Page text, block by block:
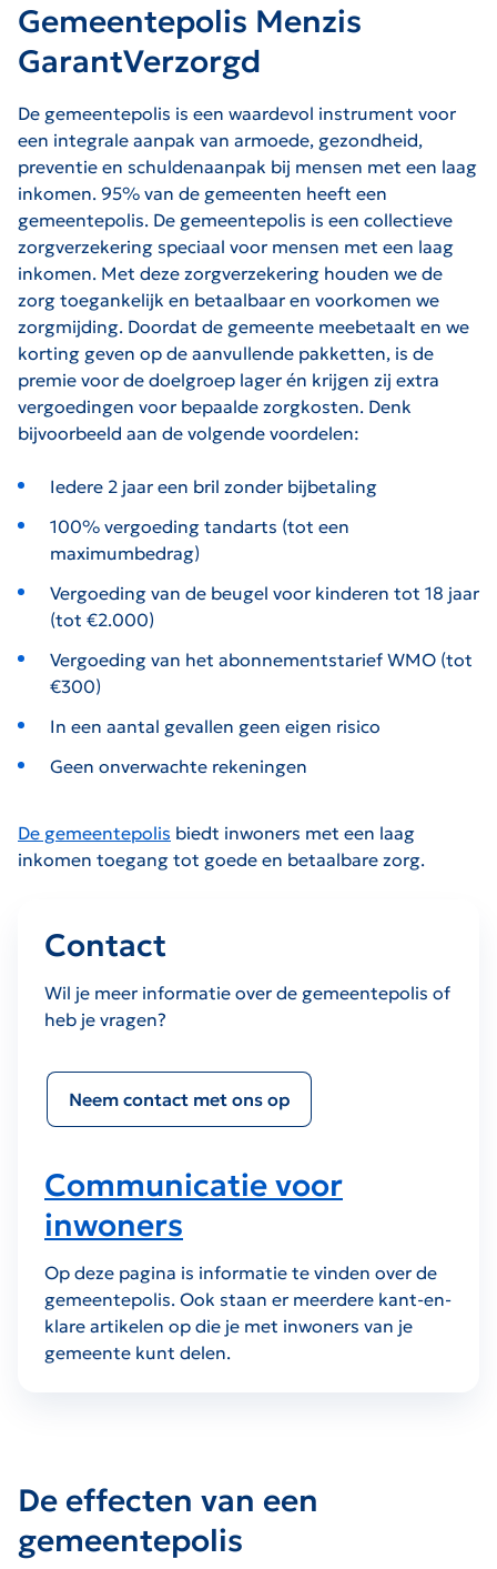
Gemeentepolis Menzis
GarantVerzorgd
De gemeentepolis is een waardevol instrument voor
een integrale aanpak van armoede, gezondheid,
preventie en schuldenaanpak bij mensen met een laag
inkomen. 95% van de gemeenten heeft een
gemeentepolis. De gemeentepolis is een collectieve
zorgverzekering speciaal voor mensen met een laag
inkomen. Met deze zorgverzekering houden we de
zorg toegankelijk en betaalbaar en voorkomen we
zorgmijding. Doordat de gemeente meebetaalt en we
korting geven op de aanvullende pakketten, is de
premie voor de doelgroep lager én krijgen zij extra
vergoedingen voor bepaalde zorgkosten. Denk
bijvoorbeeld aan de volgende voordelen:
Iedere 2 jaar een bril zonder bijbetaling
100% vergoeding tandarts (tot een
maximumbedrag)
Vergoeding van de beugel voor kinderen tot 18 jaar
(tot €2.000)
Vergoeding van het abonnementstarief WMO (tot
€300)
In een aantal gevallen geen eigen risico
Geen onverwachte rekeningen
De gemeentepolis biedt inwoners met een laag
inkomen toegang tot goede en betaalbare zorg.
Contact
Wil je meer informatie over de gemeentepolis of
heb je vragen?
Neem contact met ons op
Communicatie voor
inwoners
Op deze pagina is informatie te vinden over de
gemeentepolis. Ook staan er meerdere kant-en-
klare artikelen op die je met inwoners van je
gemeente kunt delen.
De effecten van een
gemeentepolis